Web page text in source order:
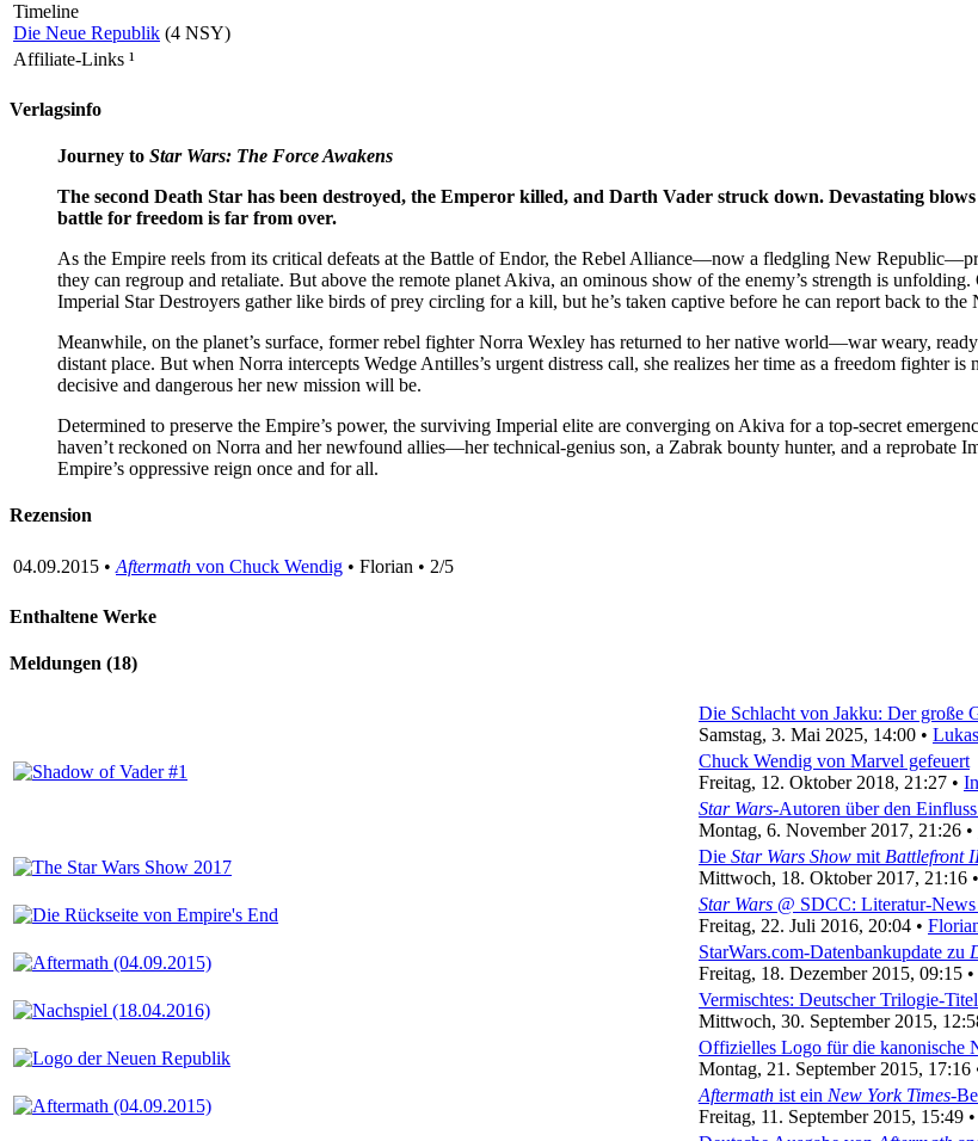
Timeline
Die Neue Republik (4 NSY)
Affiliate-Links ¹
Verlagsinfo
Journey to Star Wars: The Force Awakens
The second Death Star has been destroyed, the Emperor killed, and Darth Vader struck down. Devastating
battle for freedom is far from over.
As the Empire reels from its critical defeats at the Battle of Endor, the Rebel Alliance—now a fledgling New
they can regroup and retaliate. But above the remote planet Akiva, an ominous show of the enemy’s strength is
Imperial Star Destroyers gather like birds of prey circling for a kill, but he’s taken captive before he can report back to the
Meanwhile, on the planet’s surface, former rebel fighter Norra Wexley has returned to her native world—war weary,
distant place. But when Norra intercepts Wedge Antilles’s urgent distress call, she realizes her time as a freedom fighter
decisive and dangerous her new mission will be.
Determined to preserve the Empire’s power, the surviving Imperial elite are converging on Akiva for a top-secret
haven’t reckoned on Norra and her newfound allies—her technical-genius son, a Zabrak bounty hunter, and a reprobate
Empire’s oppressive reign once and for all.
Rezension
04.09.2015 • Aftermath von Chuck Wendig • Florian • 2/5
Enthaltene Werke
Meldungen (18)
Die Schlacht von Jakku: Der große
Samstag, 3. Mai 2025, 14:00 • Lukas
Chuck Wendig von Marvel gefeuert
Freitag, 12. Oktober 2018, 21:27 •
Star Wars-Autoren über den
Montag, 6. November 2017, 21:26 •
Die Star Wars Show mitBattlefront
Mittwoch, 18. Oktober 2017, 21:16 •
Star Wars @ SDCC: Literatur-
Freitag, 22. Juli 2016, 20:04 •
StarWars.com-Datenbankupdate zu
Freitag, 18. Dezember 2015, 09:15 •
Vermischtes: Deutscher Trilogie-
Mittwoch, 30. September 2015,
Offizielles Logo für die kanonische
Montag, 21. September 2015, 17:16
Aftermath ist ein New York Times-
Freitag, 11. September 2015, 15:49 •